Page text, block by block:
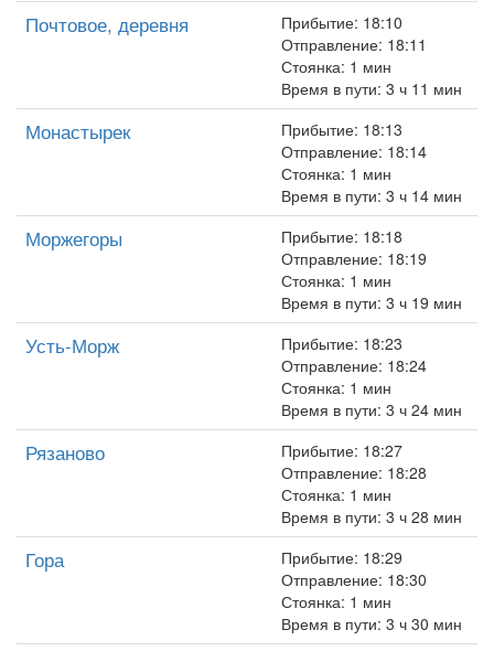
Почтовое, деревня
Прибытие: 18:10
Отправление: 18:11
Стоянка: 1 мин
Время в пути: 3 ч 11 мин
Монастырек
Прибытие: 18:13
Отправление: 18:14
Стоянка: 1 мин
Время в пути: 3 ч 14 мин
Моржегоры
Прибытие: 18:18
Отправление: 18:19
Стоянка: 1 мин
Время в пути: 3 ч 19 мин
Усть-Морж
Прибытие: 18:23
Отправление: 18:24
Стоянка: 1 мин
Время в пути: 3 ч 24 мин
Рязаново
Прибытие: 18:27
Отправление: 18:28
Стоянка: 1 мин
Время в пути: 3 ч 28 мин
Гора
Прибытие: 18:29
Отправление: 18:30
Стоянка: 1 мин
Время в пути: 3 ч 30 мин